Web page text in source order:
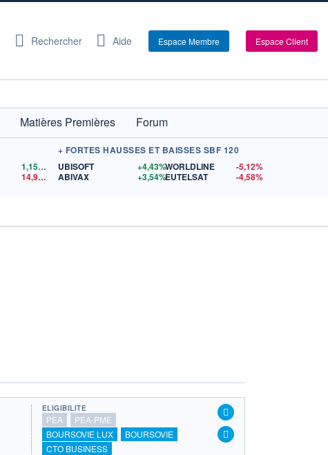
Rechercher Aide Espace Membre Espace Client
Matières Premières
Forum
1,1559
$US
14,90$US
+ FORTES HAUSSES ET BAISSES SBF 120
UBISOFT
+4,43%
ABIVAX
+3,54%
WORLDLINE
-5,12%
EUTELSAT
-4,58%
ÉLIGIBILITÉ
PEA
PEA-PME
BOURSOVIE LUX
BOURSOVIE
CTO BUSINESS